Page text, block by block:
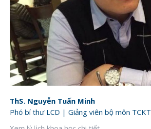
ThS. Nguyễn Tuấn Minh
Phó bí thư LCD | Giảng viên bộ môn TCKT